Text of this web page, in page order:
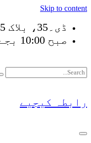
Skip to content
ڈی۔35، بلاک 5، ایف بی ایریا، کراچی
صبح 10:00 بجے تا رات 9:00 بجے
رابطہ کیجیے